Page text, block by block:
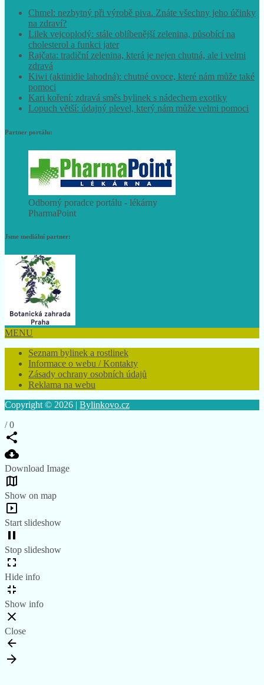
Chmel: nezbytný při výrobě piva. Znáte všechny jeho účinky
na zdraví?
Lilek vejcoplodý: stále oblíbenější zelenina, působící na
cholesterol a funkci jater
Rajčata: tradiční zelenina, která je nejen chutná, ale i velmi
zdravá
Kiwi (aktinidie lahodná): chutné ovoce, které nám může také
pomoci
Kari koření: zdravá směs bylinek s nádechem exotiky
Lopuch větší: údajný plevel, který nám může velmi pomoci
Partner portálu:
Odborný poradce portálu - lékárny
PharmaPoint
Jsme mediální partner:
MENU
Seznam bylinek a rostlinek
Informace o webu / Kontakty
Zásady ochrany osobních údajů
Reklama na webu
Copyright © 2026 | Bylinkovo.cz
/0
Download Image
Show on map
Start slideshow
Stop slideshow
Hide info
Show info
Close